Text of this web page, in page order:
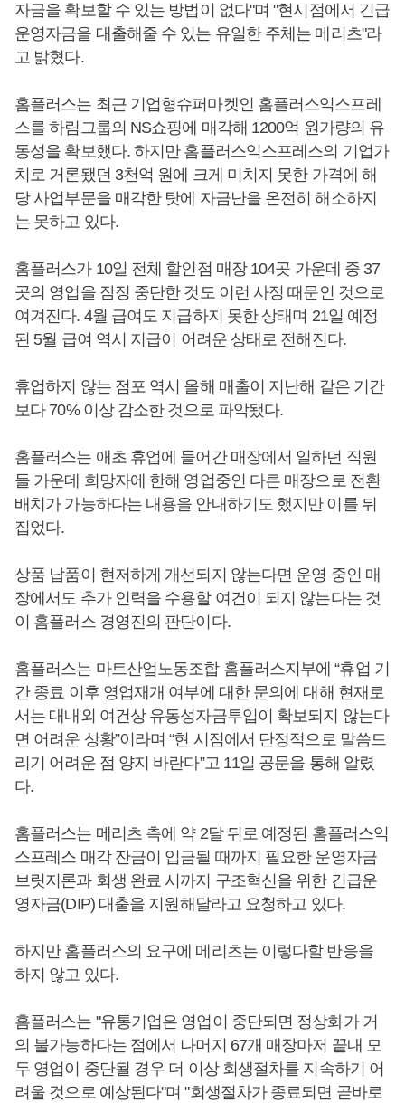
자금을 확보할 수 있는 방법이 없다"며 "현시점에서 긴급
운영자금을 대출해줄 수 있는 유일한 주체는 메리츠"라
고 밝혔다.
홈플러스는 최근 기업형슈퍼마켓인 홈플러스익스프레
스를 하림그룹의 NS쇼핑에 매각해 1200억 원가량의 유
동성을 확보했다. 하지만 홈플러스익스프레스의 기업가
치로 거론됐던 3천억 원에 크게 미치지 못한 가격에 해
당 사업부문을 매각한 탓에 자금난을 온전히 해소하지
는 못하고 있다.
홈플러스가 10일 전체 할인점 매장 104곳 가운데 중 37
곳의 영업을 잠정 중단한 것도 이런 사정 때문인 것으로
여겨진다. 4월 급여도 지급하지 못한 상태며 21일 예정
된 5월 급여 역시 지급이 어려운 상태로 전해진다.
휴업하지 않는 점포 역시 올해 매출이 지난해 같은 기간
보다 70% 이상 감소한 것으로 파악됐다.
홈플러스는 애초 휴업에 들어간 매장에서 일하던 직원
들 가운데 희망자에 한해 영업중인 다른 매장으로 전환
배치가 가능하다는 내용을 안내하기도 했지만 이를 뒤
집었다.
상품 납품이 현저하게 개선되지 않는다면 운영 중인 매
장에서도 추가 인력을 수용할 여건이 되지 않는다는 것
이 홈플러스 경영진의 판단이다.
홈플러스는 마트산업노동조합 홈플러스지부에 “휴업 기
간 종료 이후 영업재개 여부에 대한 문의에 대해 현재로
서는 대내외 여건상 유동성자금투입이 확보되지 않는다
면 어려운 상황”이라며 “현 시점에서 단정적으로 말씀드
리기 어려운 점 양지 바란다”고 11일 공문을 통해 알렸
다.
홈플러스는 메리츠 측에 약 2달 뒤로 예정된 홈플러스익
스프레스 매각 잔금이 입금될 때까지 필요한 운영자금
브릿지론과 회생 완료 시까지 구조혁신을 위한 긴급운
영자금(DIP) 대출을 지원해달라고 요청하고 있다.
하지만 홈플러스의 요구에 메리츠는 이렇다할 반응을
하지 않고 있다.
홈플러스는 "유통기업은 영업이 중단되면 정상화가 거
의 불가능하다는 점에서 나머지 67개 매장마저 끝내 모
두 영업이 중단될 경우 더 이상 회생절차를 지속하기 어
려울 것으로 예상된다"며 "회생절차가 종료되면 곧바로